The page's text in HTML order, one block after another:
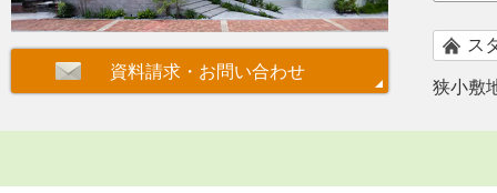
ス
狭小敷